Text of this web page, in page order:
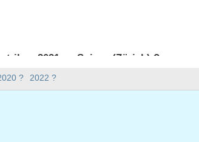
? 2022 ?
t-il en 2021 en Suisse (Zürich) ?
Suisse (Zürich).